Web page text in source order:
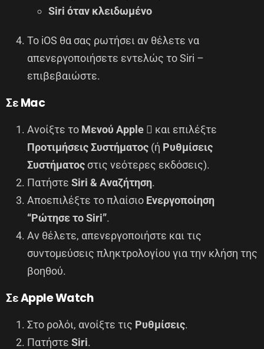
Siri όταν κλειδωμένο
Το iOS θα σας ρωτήσει αν θέλετε να
απενεργοποιήσετε εντελώς το Siri –
επιβεβαιώστε.
Σε Mac
Ανοίξτε το Μενού Apple  και επιλέξτε
Προτιμήσεις Συστήματος (ή Ρυθμίσεις
Συστήματος στις νεότερες εκδόσεις).
Πατήστε Siri & Αναζήτηση.
Αποεπιλέξτε το πλαίσιο Ενεργοποίηση
“Ρώτησε το Siri”.
Αν θέλετε, απενεργοποιήστε και τις
συντομεύσεις πληκτρολογίου για την κλήση της
βοηθού.
Σε Apple Watch
Στο ρολόι, ανοίξτε τις Ρυθμίσεις.
Πατήστε Siri.